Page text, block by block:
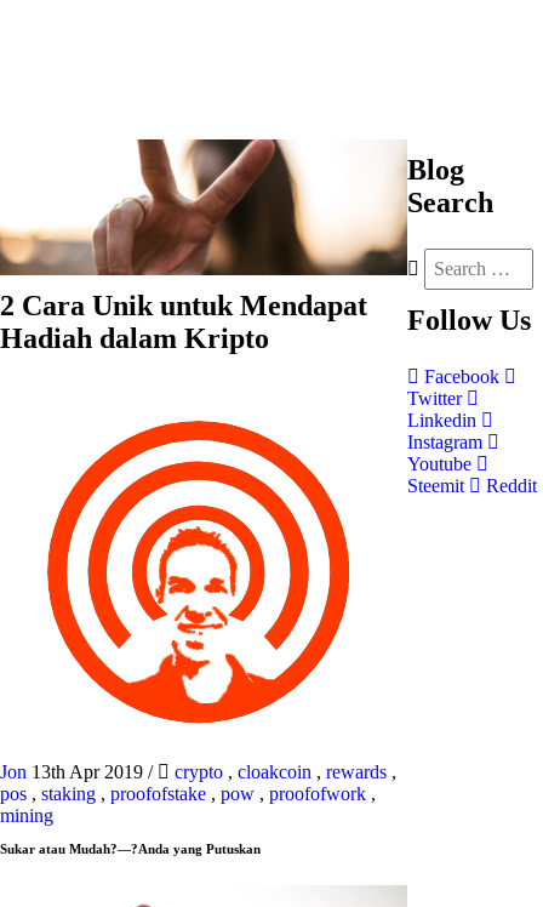
2 Cara Unik untuk Mendapat
Hadiah dalam Kripto
Jon 13th Apr 2019 / crypto , cloakcoin , rewards ,
pos , staking , proofofstake , pow , proofofwork ,
mining
Sukar atau Mudah?—?Anda yang Putuskan
Blog
Search
Follow Us
Facebook
Twitter
Linkedin
Instagram
Youtube
Steemit
Reddit